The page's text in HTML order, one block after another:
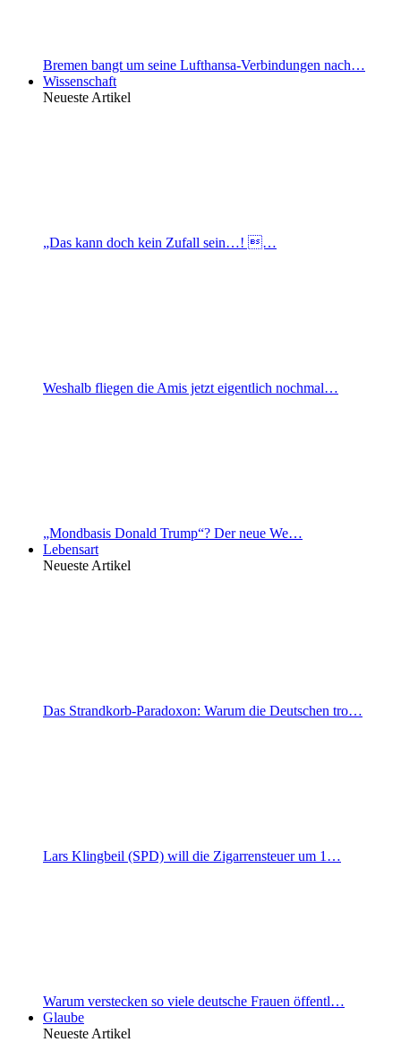
Bremen bangt um seine Lufthansa-Verbindungen nach…
Wissenschaft
Neueste Artikel
„Das kann doch kein Zufall sein…! …
Weshalb fliegen die Amis jetzt eigentlich nochmal…
„Mondbasis Donald Trump“? Der neue We…
Lebensart
Neueste Artikel
Das Strandkorb-Paradoxon: Warum die Deutschen tro…
Lars Klingbeil (SPD) will die Zigarrensteuer um 1…
Warum verstecken so viele deutsche Frauen öffentl…
Glaube
Neueste Artikel